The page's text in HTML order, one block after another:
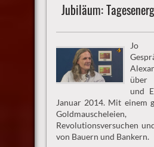
Jubiläum:
Jo
über
und
Januar 2014. Mit einem
Goldmauscheleien,
Revolutionsversuchen
von Bauern und Bankern.